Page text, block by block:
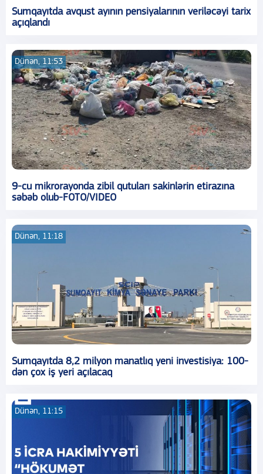
Sumqayıtda avqust ayının pensiyalarının veriləcəyi tarix
açıqlandı
Dünən, 11:53
9-cu mikrorayonda zibil qutuları sakinlərin etirazına
səbəb olub-FOTO/VIDEO
Dünən, 11:18
Sumqayıtda 8,2 milyon manatlıq yeni investisiya: 100-
dən çox iş yeri açılacaq
Dünən, 11:15